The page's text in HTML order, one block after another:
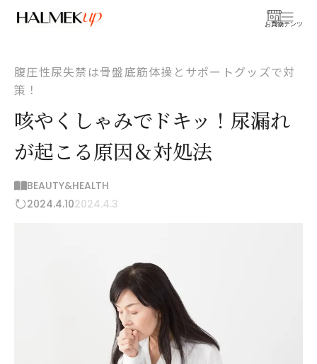
お買物
コンテンツ
腹圧性尿失禁は骨盤底筋体操とサポートグッズで対
策！
咳やくしゃみでドキッ！尿漏れ
が起こる原因＆対処法
BEAUTY&HEALTH
2024.4.102024.4.3